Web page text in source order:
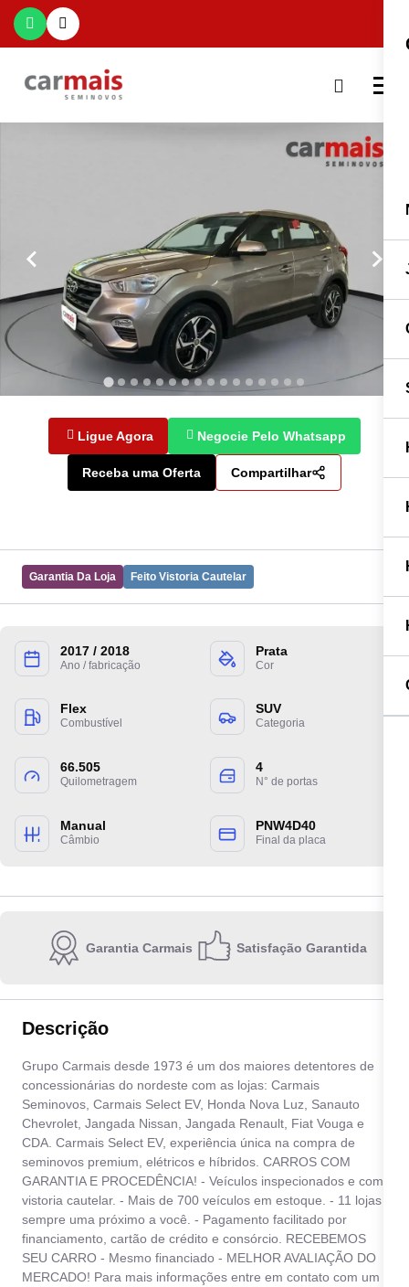
Garantia Da Loja Feito Vistoria Cautelar
2017 / 2018
Ano / fabricação
Prata
Cor
Flex
Combustível
SUV
Categoria
66.505
Quilometragem
4
N° de portas
Manual
Câmbio
PNW4D40
Final da placa
Garantia Carmais Satisfação Garantida
Descrição
Grupo Carmais desde 1973 é um dos maiores detentores de
concessionárias do nordeste com as lojas: Carmais
Seminovos, Carmais Select EV, Honda Nova Luz, Sanauto
Chevrolet, Jangada Nissan, Jangada Renault, Fiat Vouga e
CDA. Carmais Select EV, experiência única na compra de
seminovos premium, elétricos e híbridos. CARROS COM
GARANTIA E PROCEDÊNCIA! - Veículos inspecionados e com
vistoria cautelar. - Mais de 700 veículos em estoque. - 11 lojas
sempre uma próximo a você. - Pagamento facilitado por
financiamento, cartão de crédito e consórcio. RECEBEMOS
SEU CARRO - Mesmo financiado - MELHOR AVALIAÇÃO DO
MERCADO! Para mais informações entre em contato com um
Ligue Agora Negocie Pelo Whatsapp
Receba uma Oferta Compartilhar
Preencha suas informações para entrarmos
em contato.
Escolha a unidade:
Ao informar meus dados, eu concordo com aPolítica de privacidade
Enviar